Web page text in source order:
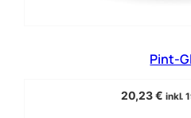
Pint-
20,23€ inkl.